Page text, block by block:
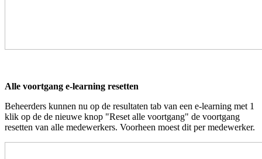
Alle voortgang e-learning resetten
Beheerders kunnen nu op de resultaten tab van een e-learning met 1
klik op de de nieuwe knop "Reset alle voortgang" de voortgang
resetten van alle medewerkers. Voorheen moest dit per medewerker.